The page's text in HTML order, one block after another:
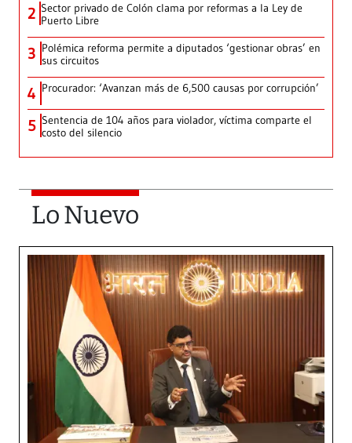
2 Sector privado de Colón clama por reformas a la Ley de
Puerto Libre
3 Polémica reforma permite a diputados ‘gestionar obras’ en
sus circuitos
4 Procurador: ‘Avanzan más de 6,500 causas por corrupción’
5 Sentencia de 104 años para violador, víctima comparte el
costo del silencio
Lo Nuevo